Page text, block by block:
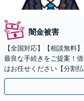
闇金被害
【全国対応】【相談無料
最良な手続きをご提案！
はお任せください【分割払